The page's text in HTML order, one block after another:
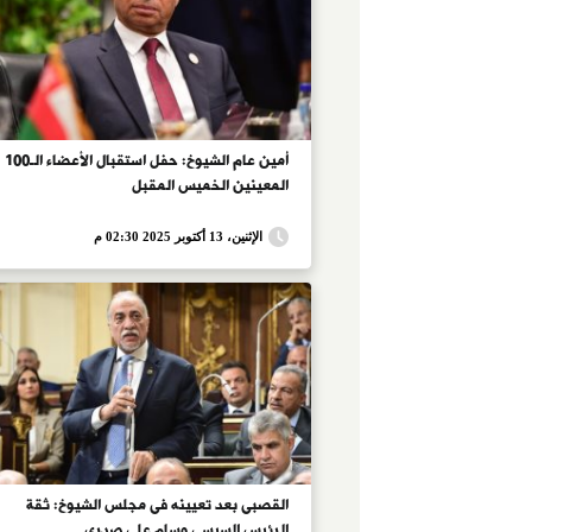
أمين عام الشيوخ: حفل استقبال الأعضاء الـ100
المعينين الخميس المقبل
الإثنين، 13 أكتوبر 2025 02:30 م
القصبى بعد تعيينه فى مجلس الشيوخ: ثقة